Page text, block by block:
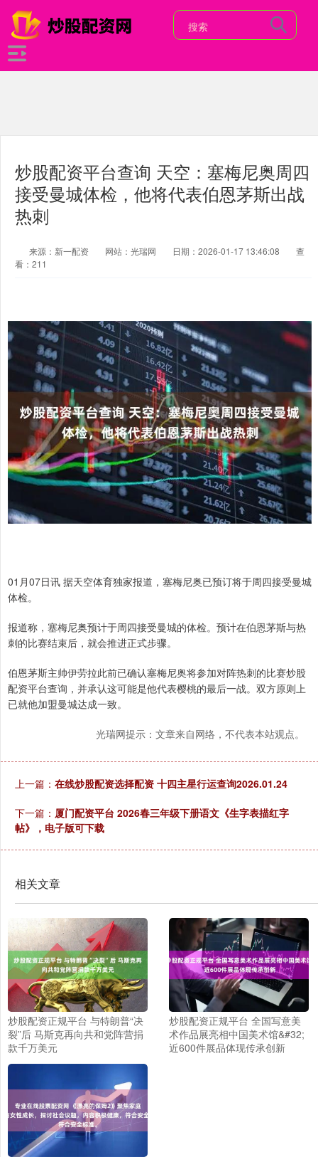
炒股配资平台查询 天空：塞梅尼奥周四
接受曼城体检，他将代表伯恩茅斯出战
热刺
来源：新一配资 网站：光瑞网 日期：2026-01-17 13:46:08
查
看：211
01月07日讯 据天空体育独家报道，塞梅尼奥已预订将于周四接受曼城
体检。
报道称，塞梅尼奥预计于周四接受曼城的体检。预计在伯恩茅斯与热
刺的比赛结束后，就会推进正式步骤。
伯恩茅斯主帅伊劳拉此前已确认塞梅尼奥将参加对阵热刺的比赛炒股
配资平台查询，并承认这可能是他代表樱桃的最后一战。双方原则上
已就他加盟曼城达成一致。
光瑞网提示：文章来自网络，不代表本站观点。
上一篇： 在线炒股配资选择配资 十四主星行运查询2026.01.24
下一篇： 厦门配资平台 2026春三年级下册语文《生字表描红字
帖》，电子版可下载
相关文章
炒股配资正规平台 与特朗普“决
裂”后 马斯克再向共和党阵营捐
款千万美元
炒股配资正规平台 全国写意美
术作品展亮相中国美术馆&#32;
近600件展品体现传承创新